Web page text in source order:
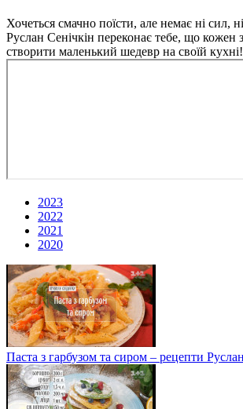
Хочеться смачно поїсти, але немає ні сил,
Руслан Сенічкін переконає тебе, що кожен
створити маленький шедевр на своїй кухні!
2023
2022
2021
2020
Паста з гарбузом та сиром – рецепти